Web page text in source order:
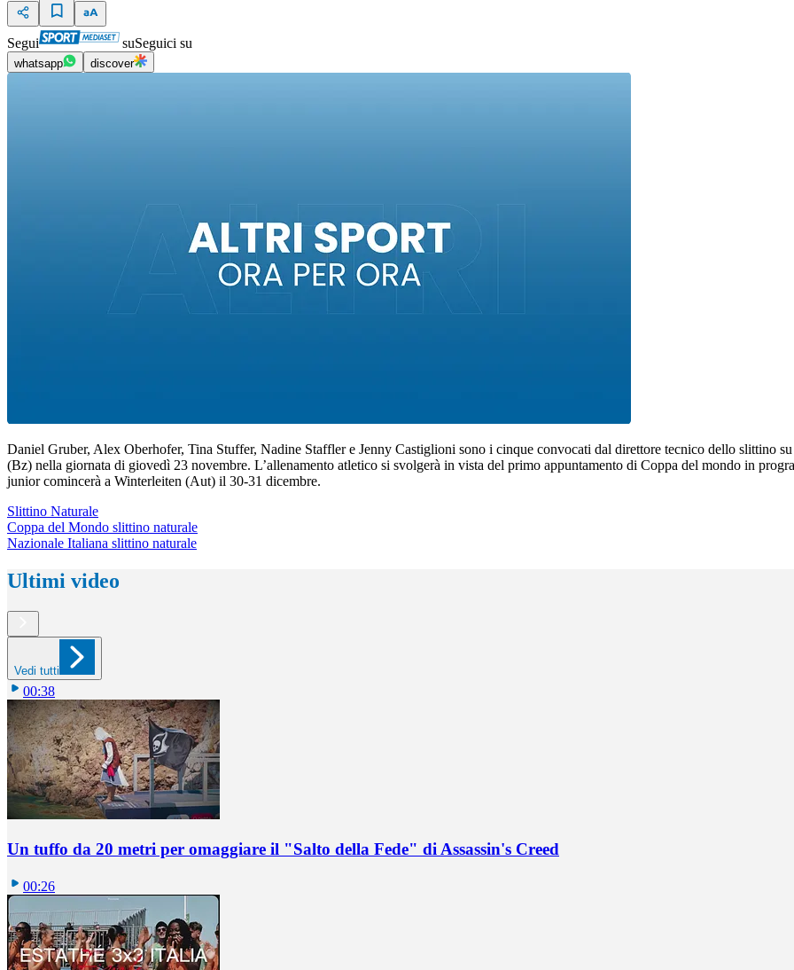
Segui suSeguici su
whatsapp discover
Daniel Gruber, Alex Oberhofer, Tina Stuffer, Nadine Staffler e Jenny Castiglioni sono i cinque convocati dal direttore tecnico dello slittino
(Bz) nella giornata di giovedì 23 novembre. L’allenamento atletico si svolgerà in vista del primo appuntamento di Coppa del mondo in
junior comincerà a Winterleiten (Aut) il 30-31 dicembre.
Slittino Naturale
Coppa del Mondo slittino naturale
Nazionale Italiana slittino naturale
Ultimi video
Vedi tutti
00:38
Un tuffo da 20 metri per omaggiare il "Salto della Fede" di Assassin's Creed
00:26